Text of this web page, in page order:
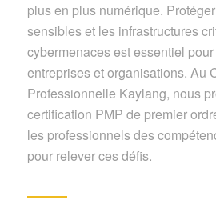
plus en plus numérique.
sensibles et les infrastructures
cybermenaces est essentiel
entreprises et organisations. Au
Professionnelle Kaylang, nous
certification PMP de premier
les professionnels des
pour relever ces défis.